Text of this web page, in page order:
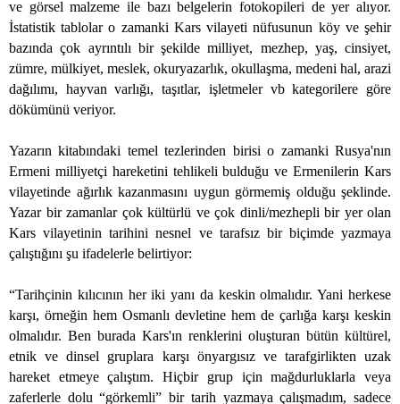
ve görsel malzeme ile bazı belgelerin fotokopileri de yer alıyor.
İstatistik tablolar o zamanki Kars vilayeti nüfusunun köy ve şehir
bazında çok ayrıntılı bir şekilde milliyet, mezhep, yaş, cinsiyet,
zümre, mülkiyet, meslek, okuryazarlık, okullaşma, medeni hal, arazi
dağılımı, hayvan varlığı, taşıtlar, işletmeler vb kategorilere göre
dökümünü veriyor.
Yazarın kitabındaki temel tezlerinden birisi o zamanki Rusya'nın
Ermeni milliyetçi hareketini tehlikeli bulduğu ve Ermenilerin Kars
vilayetinde ağırlık kazanmasını uygun görmemiş olduğu şeklinde.
Yazar bir zamanlar çok kültürlü ve çok dinli/mezhepli bir yer olan
Kars vilayetinin tarihini nesnel ve tarafsız bir biçimde yazmaya
çalıştığını şu ifadelerle belirtiyor:
“Tarihçinin kılıcının her iki yanı da keskin olmalıdır. Yani herkese
karşı, örneğin hem Osmanlı devletine hem de çarlığa karşı keskin
olmalıdır. Ben burada Kars'ın renklerini oluşturan bütün kültürel,
etnik ve dinsel gruplara karşı önyargısız ve tarafgirlikten uzak
hareket etmeye çalıştım. Hiçbir grup için mağdurluklarla veya
zaferlerle dolu “görkemli” bir tarih yazmaya çalışmadım, sadece